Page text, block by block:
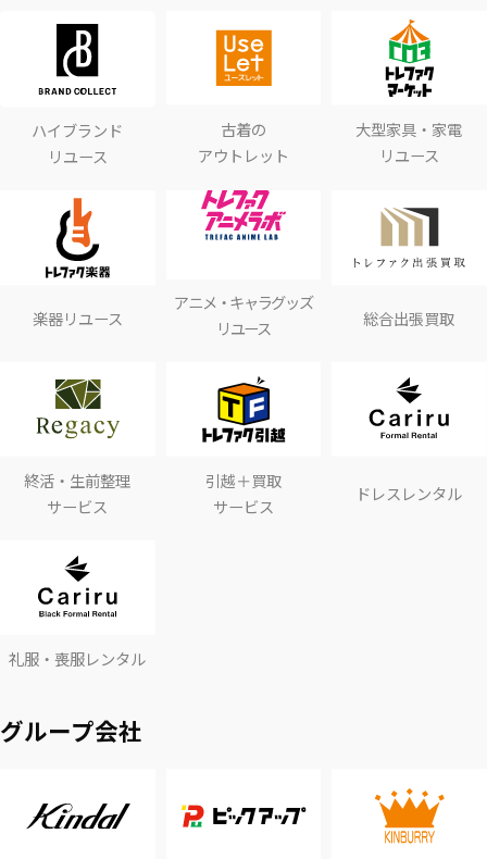
ハイブランド
リユース
古着の
アウトレット
大型家具・家電
リユース
楽器リユース
アニメ・キャラグッズ
リユース
総合出張買取
終活・生前整理
サービス
引越＋買取
サービス
ドレスレンタル
礼服・喪服レンタル
グループ会社